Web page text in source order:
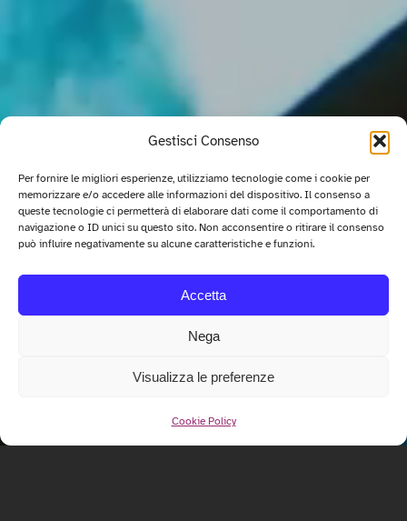
Gestisci Consenso
Per fornire le migliori esperienze, utilizziamo tecnologie come i cookie per
memorizzare e/o accedere alle informazioni del dispositivo. Il consenso a
queste tecnologie ci permetterà di elaborare dati come il comportamento di
navigazione o ID unici su questo sito. Non acconsentire o ritirare il consenso
può influire negativamente su alcune caratteristiche e funzioni.
Accetta
Nega
Visualizza le preferenze
Cookie Policy